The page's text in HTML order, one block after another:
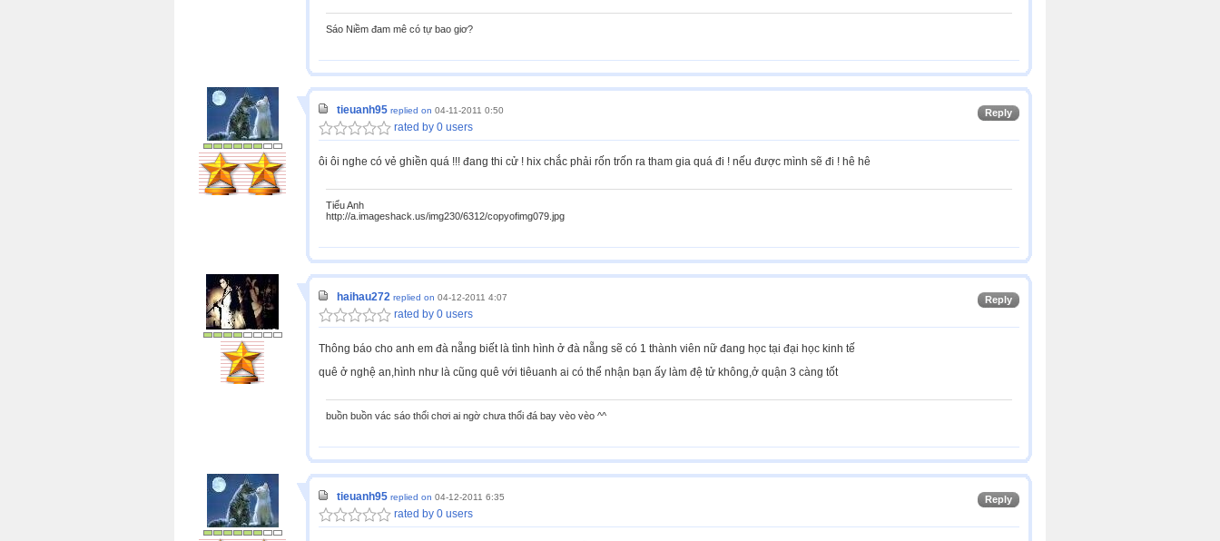
Sáo Niềm đam mê có tự bao giơ?
Reply
tieuanh95 replied on 04-11-2011 0:50
rated by 0 users
ôi ôi nghe có vẻ ghiền quá !!! đang thi cử ! hix chắc phải rốn trốn ra tham gia quá đi ! nếu được mình sẽ đi ! hê hê
Tiểu Anh
http://a.imageshack.us/img230/6312/copyofimg079.jpg
Reply
haihau272 replied on 04-12-2011 4:07
rated by 0 users
Thông báo cho anh em đà nẵng biết là tình hình ở đà nẵng sẽ có 1 thành viên nữ đang học tại đại học kinh tế
quê ở nghệ an,hình như là cũng quê với tiêuanh ai có thể nhận bạn ấy làm đệ tử không,ở quận 3 càng tốt
buồn buồn vác sáo thổi chơi ai ngờ chưa thổi đá bay vèo vèo ^^
Reply
tieuanh95 replied on 04-12-2011 6:35
rated by 0 users